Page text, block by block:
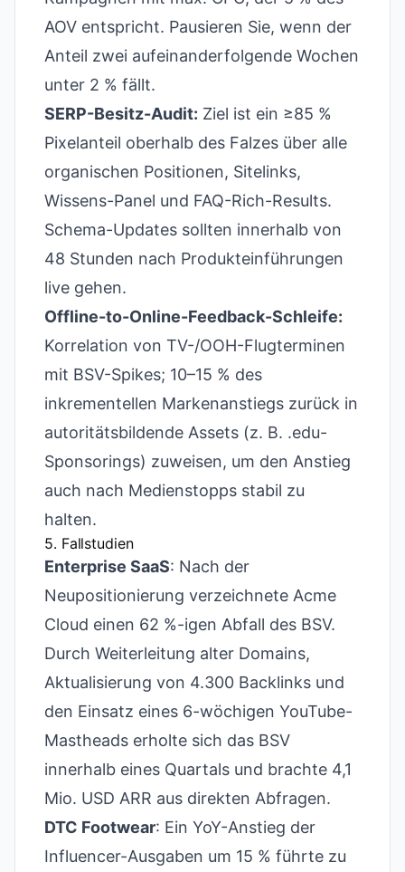
AOV entspricht. Pausieren Sie, wenn der
Anteil zwei aufeinanderfolgende Wochen
unter 2 % fällt.
SERP-Besitz-Audit: Ziel ist ein ≥85 %
Pixelanteil oberhalb des Falzes über alle
organischen Positionen, Sitelinks,
Wissens-Panel und FAQ-Rich-Results.
Schema-Updates sollten innerhalb von
48 Stunden nach Produkteinführungen
live gehen.
Offline-to-Online-Feedback-Schleife:
Korrelation von TV-/OOH-Flugterminen
mit BSV-Spikes; 10–15 % des
inkrementellen Markenanstiegs zurück in
autoritätsbildende Assets (z. B. .edu-
Sponsorings) zuweisen, um den Anstieg
auch nach Medienstopps stabil zu
halten.
5. Fallstudien
Enterprise SaaS: Nach der
Neupositionierung verzeichnete Acme
Cloud einen 62 %-igen Abfall des BSV.
Durch Weiterleitung alter Domains,
Aktualisierung von 4.300 Backlinks und
den Einsatz eines 6-wöchigen YouTube-
Mastheads erholte sich das BSV
innerhalb eines Quartals und brachte 4,1
Mio. USD ARR aus direkten Abfragen.
DTC Footwear: Ein YoY-Anstieg der
Influencer-Ausgaben um 15 % führte zu